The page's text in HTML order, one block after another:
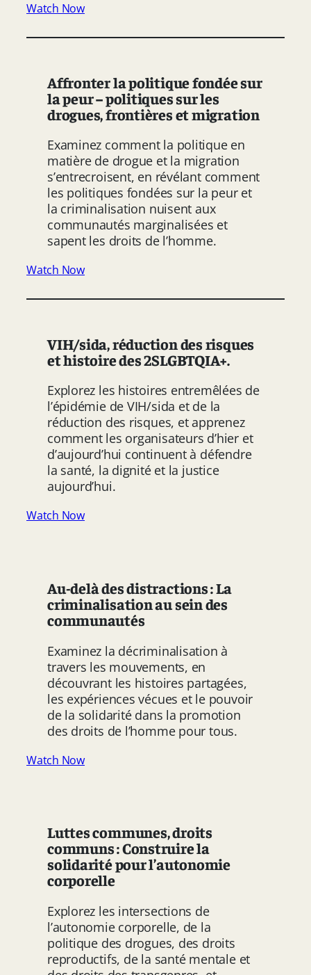
Watch Now
Affronter la politique fondée sur
la peur – politiques sur les
drogues, frontières et migration
Examinez comment la politique en
matière de drogue et la migration
s’entrecroisent, en révélant comment
les politiques fondées sur la peur et
la criminalisation nuisent aux
communautés marginalisées et
sapent les droits de l’homme.
Watch Now
VIH/sida, réduction des risques
et histoire des 2SLGBTQIA+.
Explorez les histoires entremêlées de
l’épidémie de VIH/sida et de la
réduction des risques, et apprenez
comment les organisateurs d’hier et
d’aujourd’hui continuent à défendre
la santé, la dignité et la justice
aujourd’hui.
Watch Now
Au-delà des distractions : La
criminalisation au sein des
communautés
Examinez la décriminalisation à
travers les mouvements, en
découvrant les histoires partagées,
les expériences vécues et le pouvoir
de la solidarité dans la promotion
des droits de l’homme pour tous.
Watch Now
Luttes communes, droits
communs : Construire la
solidarité pour l’autonomie
corporelle
Explorez les intersections de
l’autonomie corporelle, de la
politique des drogues, des droits
reproductifs, de la santé mentale et